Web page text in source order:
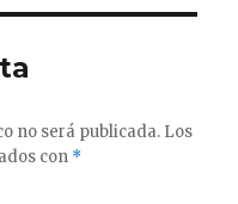
no será publicada. Los
con *